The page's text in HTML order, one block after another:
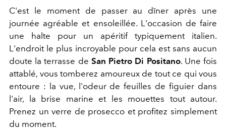
C'est le moment de passer au dîner après une
journée agréable et ensoleillée. L'occasion de faire
une halte pour un apéritif typiquement italien.
L'endroit le plus incroyable pour cela est sans aucun
doute la terrasse de San Pietro Di Positano. Une fois
attablé, vous tomberez amoureux de tout ce qui vous
entoure : la vue, l'odeur de feuilles de figuier dans
l'air, la brise marine et les mouettes tout autour.
Prenez un verre de prosecco et profitez simplement
du moment.